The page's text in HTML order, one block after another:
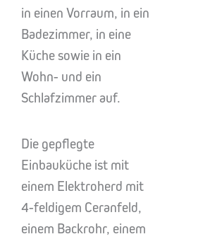
in einen Vorraum, in ein
Badezimmer, in eine
Küche sowie in ein
Wohn- und ein
Schlafzimmer auf.
Die gepflegte
Einbauküche ist mit
einem Elektroherd mit
4-feldigem Ceranfeld,
einem Backrohr, einem